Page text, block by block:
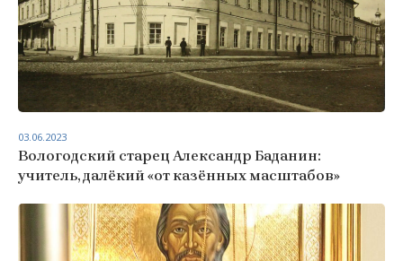
Вологодский старец Александр Баданин:
учитель, далёкий «от казённых масштабов»
03.06.2023